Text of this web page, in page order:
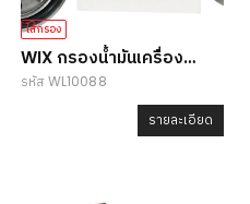
ไส้กรอง
WIX กรองน้ำมันเครื่อง
WL10088
รหัส WL10088
รายละเอียด